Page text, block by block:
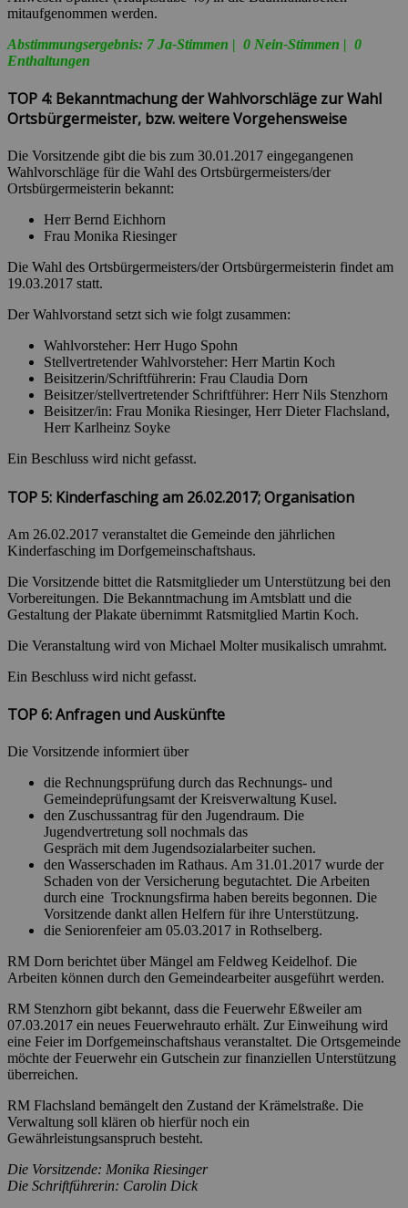
mitaufgenommen werden.
Abstimmungsergebnis: 7 Ja-Stimmen | 0 Nein-Stimmen | 0
Enthaltungen
TOP 4: Bekanntmachung der Wahlvorschläge zur Wahl
Ortsbürgermeister, bzw. weitere Vorgehensweise
Die Vorsitzende gibt die bis zum 30.01.2017 eingegangenen
Wahlvorschläge für die Wahl des Ortsbürgermeisters/der
Ortsbürgermeisterin bekannt:
Herr Bernd Eichhorn
Frau Monika Riesinger
Die Wahl des Ortsbürgermeisters/der Ortsbürgermeisterin findet am
19.03.2017 statt.
Der Wahlvorstand setzt sich wie folgt zusammen:
Wahlvorsteher: Herr Hugo Spohn
Stellvertretender Wahlvorsteher: Herr Martin Koch
Beisitzerin/Schriftführerin: Frau Claudia Dorn
Beisitzer/stellvertretender Schriftführer: Herr Nils Stenzhorn
Beisitzer/in: Frau Monika Riesinger, Herr Dieter Flachsland,
Herr Karlheinz Soyke
Ein Beschluss wird nicht gefasst.
TOP 5: Kinderfasching am 26.02.2017; Organisation
Am 26.02.2017 veranstaltet die Gemeinde den jährlichen
Kinderfasching im Dorfgemeinschaftshaus.
Die Vorsitzende bittet die Ratsmitglieder um Unterstützung bei den
Vorbereitungen. Die Bekanntmachung im Amtsblatt und die
Gestaltung der Plakate übernimmt Ratsmitglied Martin Koch.
Die Veranstaltung wird von Michael Molter musikalisch umrahmt.
Ein Beschluss wird nicht gefasst.
TOP 6: Anfragen und Auskünfte
Die Vorsitzende informiert über
die Rechnungsprüfung durch das Rechnungs- und
Gemeindeprüfungsamt der Kreisverwaltung Kusel.
den Zuschussantrag für den Jugendraum. Die
Jugendvertretung soll nochmals das
Gespräch mit dem Jugendsozialarbeiter suchen.
den Wasserschaden im Rathaus. Am 31.01.2017 wurde der
Schaden von der Versicherung begutachtet. Die Arbeiten
durch eine Trocknungsfirma haben bereits begonnen. Die
Vorsitzende dankt allen Helfern für ihre Unterstützung.
die Seniorenfeier am 05.03.2017 in Rothselberg.
RM Dorn berichtet über Mängel am Feldweg Keidelhof. Die
Arbeiten können durch den Gemeindearbeiter ausgeführt werden.
RM Stenzhorn gibt bekannt, dass die Feuerwehr Eßweiler am
07.03.2017 ein neues Feuerwehrauto erhält. Zur Einweihung wird
eine Feier im Dorfgemeinschaftshaus veranstaltet. Die Ortsgemeinde
möchte der Feuerwehr ein Gutschein zur finanziellen Unterstützung
überreichen.
RM Flachsland bemängelt den Zustand der Krämelstraße. Die
Verwaltung soll klären ob hierfür noch ein
Gewährleistungsanspruch besteht.
Die Vorsitzende: Monika Riesinger
Die Schriftführerin: Carolin Dick